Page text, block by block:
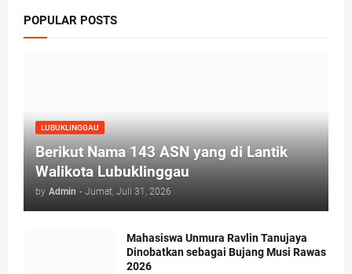
POPULAR POSTS
LUBUKLINGGAU
Berikut Nama 143 ASN yang di Lantik
Walikota Lubuklinggau
by Admin - Jumat, Juli 31, 2026
Mahasiswa Unmura Ravlin Tanujaya
Dinobatkan sebagai Bujang Musi Rawas
2026